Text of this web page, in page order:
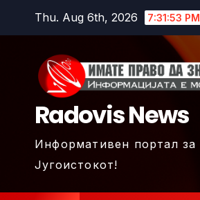
Thu. Aug 6th, 2026 7:31:55 PM
Radovis News
Информативен портал за
Југоистокот!